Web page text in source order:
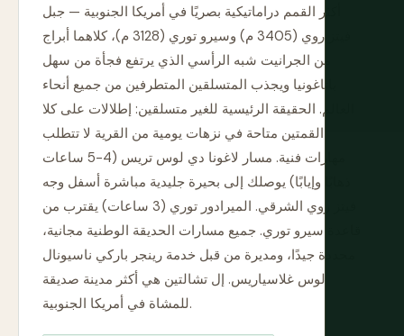
أكثر القمم دراماتيكية بصريًا في أمريكا الجنوبية — جبل
فيتز روي (3405 م) وسيرو توري (3128 م)، كلاهما أبراج
من الجرانيت شبه الرأسي الذي يرتفع فجأة من سهل
باتاغونيا ويجذب المتسلقين المتطرفين من جميع أنحاء
العالم. الحقيقة الرئيسية للغير متسلقين: إطلالات على كلا
القمتين متاحة في نزهات يومية من القرية لا تتطلب
مهارات فنية. مسار لاغونا دي لوس تريس (4-5 ساعات
ذهابًا وإيابًا) يوصلك إلى بحيرة جليدية مباشرة أسفل وجه
فيتز روي الشرقي. الميرادور توري (3 ساعات) يقترب من
قاعدة سيرو توري. جميع مسارات الحديقة الوطنية مجانية،
محددة جيدًا، ومديرة من قبل خدمة رينجر باركي ناسيونال
لوس غلاسياريس. إل تشالتين هي أكثر مدينة صديقة
للمشاة في أمريكا الجنوبية.